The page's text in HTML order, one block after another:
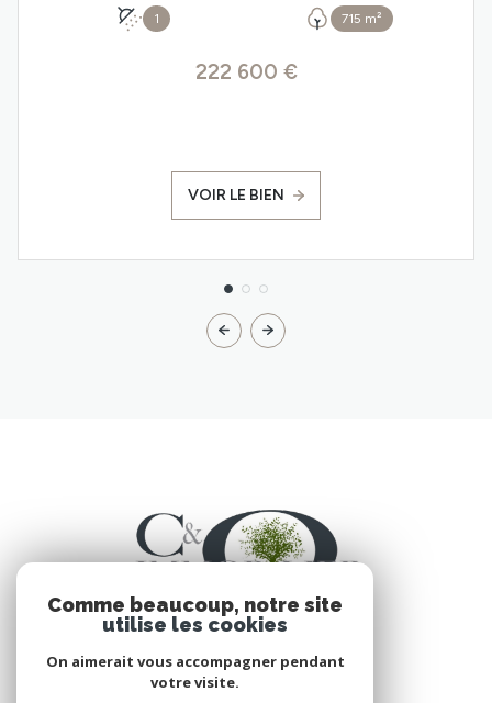
1 715 m²
222 600 €
VOIR LE BIEN
Comme beaucoup, notre site
utilise les cookies
On aimerait vous accompagner pendant
votre visite.